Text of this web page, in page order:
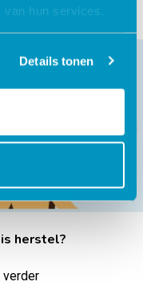
hun services.
Details tonen
herstel?
verder